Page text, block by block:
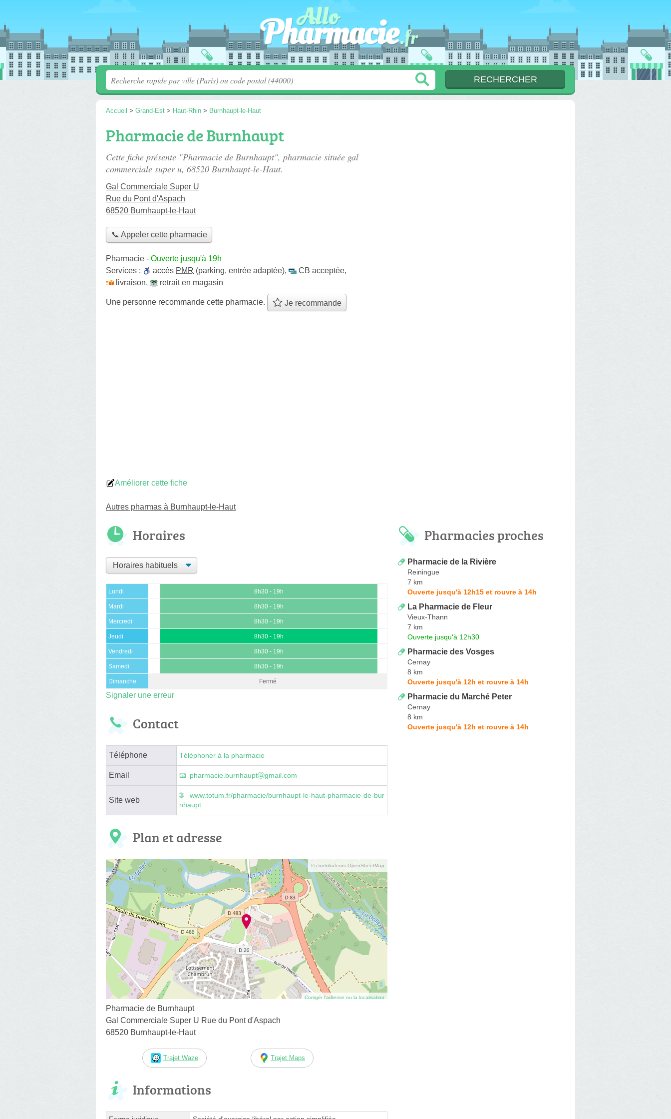
Accueil > Grand-Est > Haut-Rhin > Burnhaupt-le-Haut
Pharmacie de Burnhaupt
Cette fiche présente "Pharmacie de Burnhaupt", pharmacie située gal
commerciale super u, 68520 Burnhaupt-le-Haut.
Gal Commerciale Super U
Rue du Pont d'Aspach
68520 Burnhaupt-le-Haut
📞 Appeler cette pharmacie
Pharmacie - Ouverte jusqu'à 19h
Services :
accès PMR (parking, entrée adaptée), CB acceptée,
livraison, retrait en magasin
Une personne recommande cette pharmacie. Je recommande
Améliorer cette fiche
Autres pharmas à Burnhaupt-le-Haut
Horaires
Lundi 8h30 - 19h
Mardi 8h30 - 19h
Mercredi 8h30 - 19h
Jeudi 8h30 - 19h
Vendredi 8h30 - 19h
Samedi 8h30 - 19h
Dimanche Fermé
Signaler une erreur
Contact
Téléphone Téléphoner à la pharmacie
Email pharmacie.burnhauptⓐgmail.com
Site web
www.totum.fr/pharmacie/burnhaupt-le-haut-pharmacie-de-bur
nhaupt
Plan et adresse
© contributeurs OpenStreetMap
Corriger l’adresse ou la localisation
Pharmacie de Burnhaupt
Gal Commerciale Super U Rue du Pont d'Aspach
68520 Burnhaupt-le-Haut
Trajet Waze Trajet Maps
Informations
Pharmacies proches
Pharmacie de la Rivière
Reiningue
7 km
Ouverte jusqu'à 12h15 et rouvre à 14h
La Pharmacie de Fleur
Vieux-Thann
7 km
Ouverte jusqu'à 12h30
Pharmacie des Vosges
Cernay
8 km
Ouverte jusqu'à 12h et rouvre à 14h
Pharmacie du Marché Peter
Cernay
8 km
Ouverte jusqu'à 12h et rouvre à 14h